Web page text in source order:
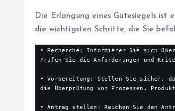
Die Erlangung eines Gütesiegels ist
die wichtigsten Schritte, die Sie
• Recherche: Informieren Sie sich
Prüfen Sie die Anforderungen und
• Vorbereitung: Stellen Sie sicher,
die Überprüfung von Prozessen,
• Antrag stellen: Reichen Sie den